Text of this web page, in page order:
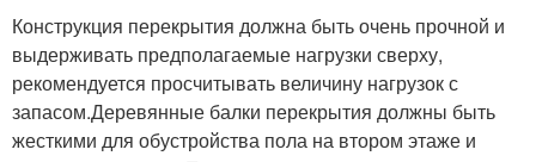
Конструкция перекрытия должна быть очень прочной и
выдерживать предполагаемые нагрузки сверху,
рекомендуется просчитывать величину нагрузок с
запасом.Деревянные балки перекрытия должны быть
жесткими для обустройства пола на втором этаже и